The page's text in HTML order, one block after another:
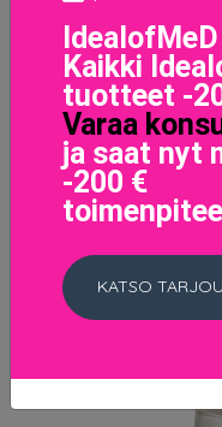
Huulivoide Colorgel
Kaikki
tuotteet -
Varaa
ja saat nyt
-200 €
KATSO